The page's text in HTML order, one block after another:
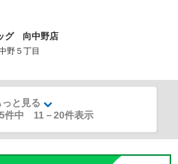
グ 向中野店
野５丁目
っと見る
件中 11 －20件表示